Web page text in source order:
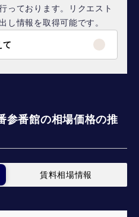
っております。リクエスト
し情報を取得可能です。
て
参番館の相場価格の推
賃料相場情報